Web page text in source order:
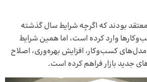
بودند که اگرچه شرایط سال گذشته
وارد کرده است، اما همین شرایط
مدل‌های کسب‌وکار، افزایش بهره‌وری، اصلاح
جدید بازار فراهم کرده است.